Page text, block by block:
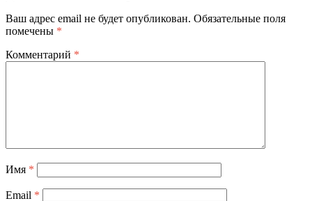
Ваш адрес email не будет опубликован. Обязательные поля
помечены *
Комментарий *
Имя *
Email *